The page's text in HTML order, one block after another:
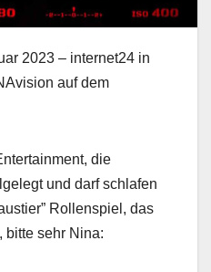
2023 – internet24 in
auf dem
die
und darf schlafen
Rollenspiel, das
bitte sehr Nina: